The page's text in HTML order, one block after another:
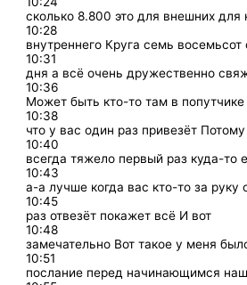
сколько 8.800 это для внешних для
10:28
внутреннего Круга семь восемьсот
10:31
дня а всё очень дружественно
10:36
Может быть кто-то там в попутчике
10:38
что у вас один раз привезёт Потому
10:40
всегда тяжело первый раз куда-то
10:43
а-а лучше когда вас кто-то за руку
10:45
раз отвезёт покажет всё И вот
10:48
замечательно Вот такое у меня
10:51
послание перед начинающимся